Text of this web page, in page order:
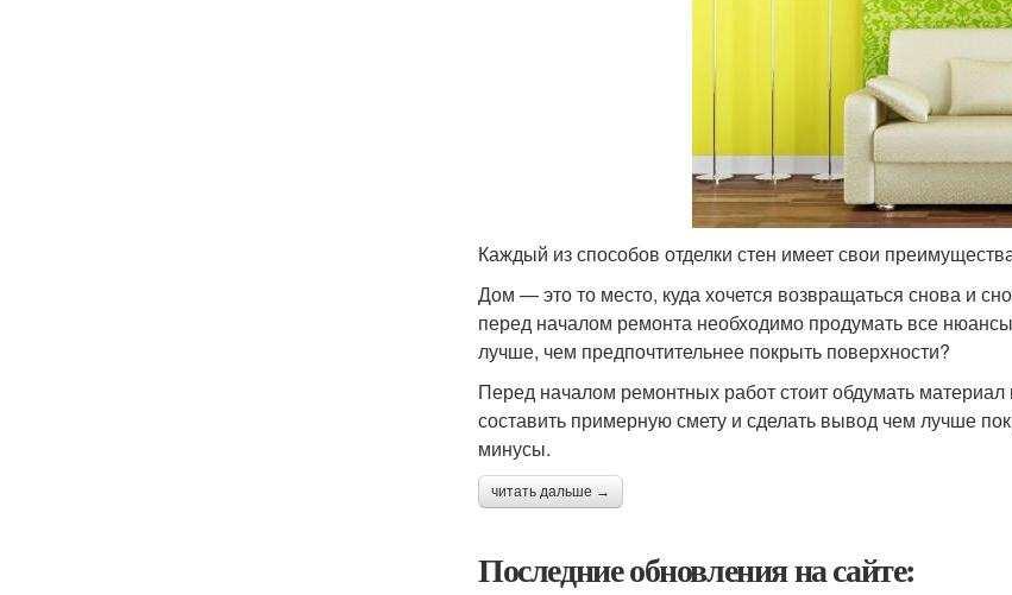
Каждый из способов отделки стен имеет свои
Дом — это то место, куда хочется возвращаться снова и
перед началом ремонта необходимо продумать все
лучше, чем предпочтительнее покрыть поверхности?
Перед началом ремонтных работ стоит обдумать
составить примерную смету и сделать вывод чем лучше
минусы.
читать дальше →
Последние обновления на сайте: